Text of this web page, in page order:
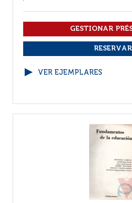
VER EJEMPLARES